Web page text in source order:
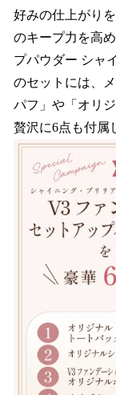
好みの仕上がり
のキープ力を高
プパウダー シャ
のセットには、
パフ」や「オリ
贅沢に6点も付属